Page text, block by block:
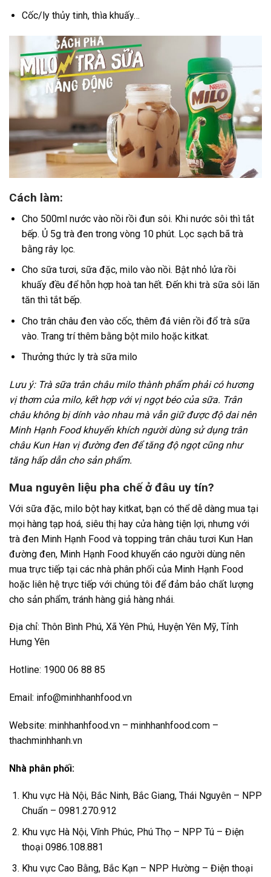
Cốc/ly thủy tinh, thìa khuấy…
Cách làm:
Cho 500ml nước vào nồi rồi đun sôi. Khi nước sôi thì tắt
bếp. Ủ 5g trà đen trong vòng 10 phút. Lọc sạch bã trà
bằng rây lọc.
Cho sữa tươi, sữa đặc, milo vào nồi. Bật nhỏ lửa rồi
khuấy đều để hỗn hợp hoà tan hết. Đến khi trà sữa sôi lăn
tăn thì tắt bếp.
Cho trân châu đen vào cốc, thêm đá viên rồi đổ trà sữa
vào. Trang trí thêm bằng bột milo hoặc kitkat.
Thưởng thức ly trà sữa milo
Lưu ý: Trà sữa trân châu milo thành phẩm phải có hương
vị thơm của milo, kết hợp với vị ngọt béo của sữa. Trân
châu không bị dính vào nhau mà vẫn giữ được độ dai nên
Minh Hạnh Food khuyến khích người dùng sử dụng trân
châu Kun Han vị đường đen để tăng độ ngọt cũng như
tăng hấp dẫn cho sản phẩm.
Mua nguyên liệu pha chế ở đâu uy tín?
Với sữa đặc, milo bột hay kitkat, bạn có thể dễ dàng mua tại
mọi hàng tạp hoá, siêu thị hay cửa hàng tiện lợi, nhưng với
trà đen Minh Hạnh Food và topping trân châu tươi Kun Han
đường đen, Minh Hạnh Food khuyến cáo người dùng nên
mua trực tiếp tại các nhà phân phối của Minh Hạnh Food
hoặc liên hệ trực tiếp với chúng tôi để đảm bảo chất lượng
cho sản phẩm, tránh hàng giả hàng nhái.
Địa chỉ: Thôn Bình Phú, Xã Yên Phú, Huyện Yên Mỹ, Tỉnh
Hưng Yên
Hotline: 1900 06 88 85
Email: info@minhhanhfood.vn
Website: minhhanhfood.vn – minhhanhfood.com –
thachminhhanh.vn
Nhà phân phối:
Khu vực Hà Nội, Bắc Ninh, Bắc Giang, Thái Nguyên – NPP
Chuẩn – 0981.270.912
Khu vực Hà Nội, Vĩnh Phúc, Phú Thọ – NPP Tú – Điện
thoại 0986.108.881
Khu vực Cao Bằng, Bắc Kạn – NPP Hường – Điện thoại